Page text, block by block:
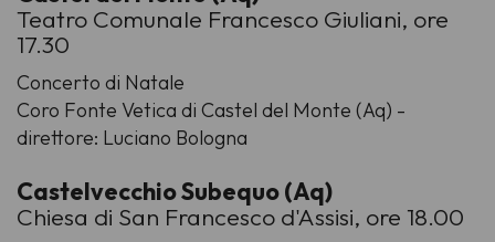
Teatro Comunale Francesco Giuliani, ore
17.30
Concerto di Natale
Coro Fonte Vetica di Castel del Monte (Aq) -
direttore: Luciano Bologna
Castelvecchio Subequo (Aq)
Chiesa di San Francesco d'Assisi, ore 18.00